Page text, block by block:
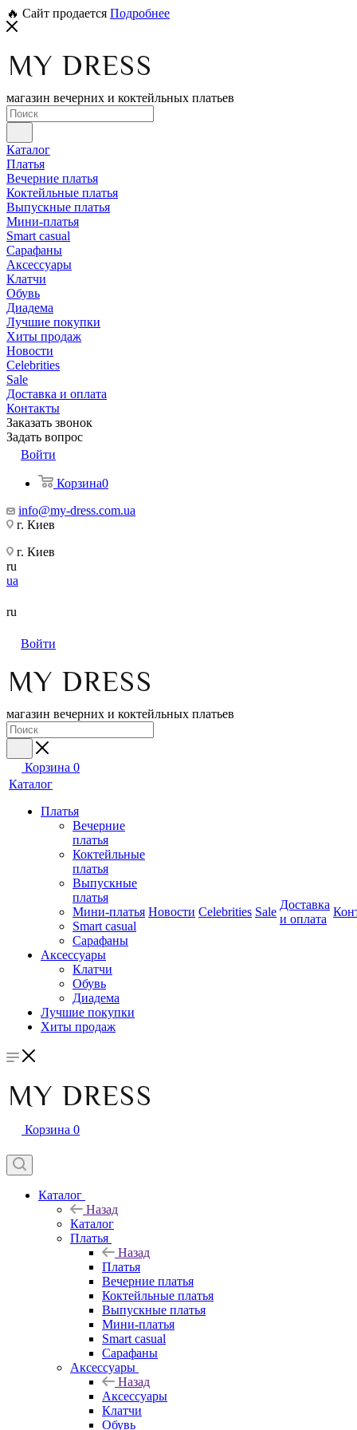
🔥 Сайт продается Подробнее
магазин вечерних и коктейльных платьев
Каталог
Платья
Вечерние платья
Коктейльные платья
Выпускные платья
Мини-платья
Smart casual
Сарафаны
Аксессуары
Клатчи
Обувь
Диадема
Лучшие покупки
Хиты продаж
Новости
Celebrities
Sale
Доставка и оплата
Контакты
Заказать звонок
Задать вопрос
Войти
Корзина0
info@my-dress.com.ua
г. Киев
г. Киев
ru
ua
ru
Войти
магазин вечерних и коктейльных платьев
Корзина 0
Каталог
Платья
Вечерние
платья
Коктейльные
платья
Выпускные
платья
Мини-платья
Smart casual
Сарафаны
Аксессуары
Клатчи
Обувь
Диадема
Лучшие покупки
Хиты продаж
Новости Celebrities Sale
Доставка
и оплата
Корзина 0
Каталог
Назад
Каталог
Платья
Назад
Платья
Вечерние платья
Коктейльные платья
Выпускные платья
Мини-платья
Smart casual
Сарафаны
Аксессуары
Назад
Аксессуары
Клатчи
Обувь